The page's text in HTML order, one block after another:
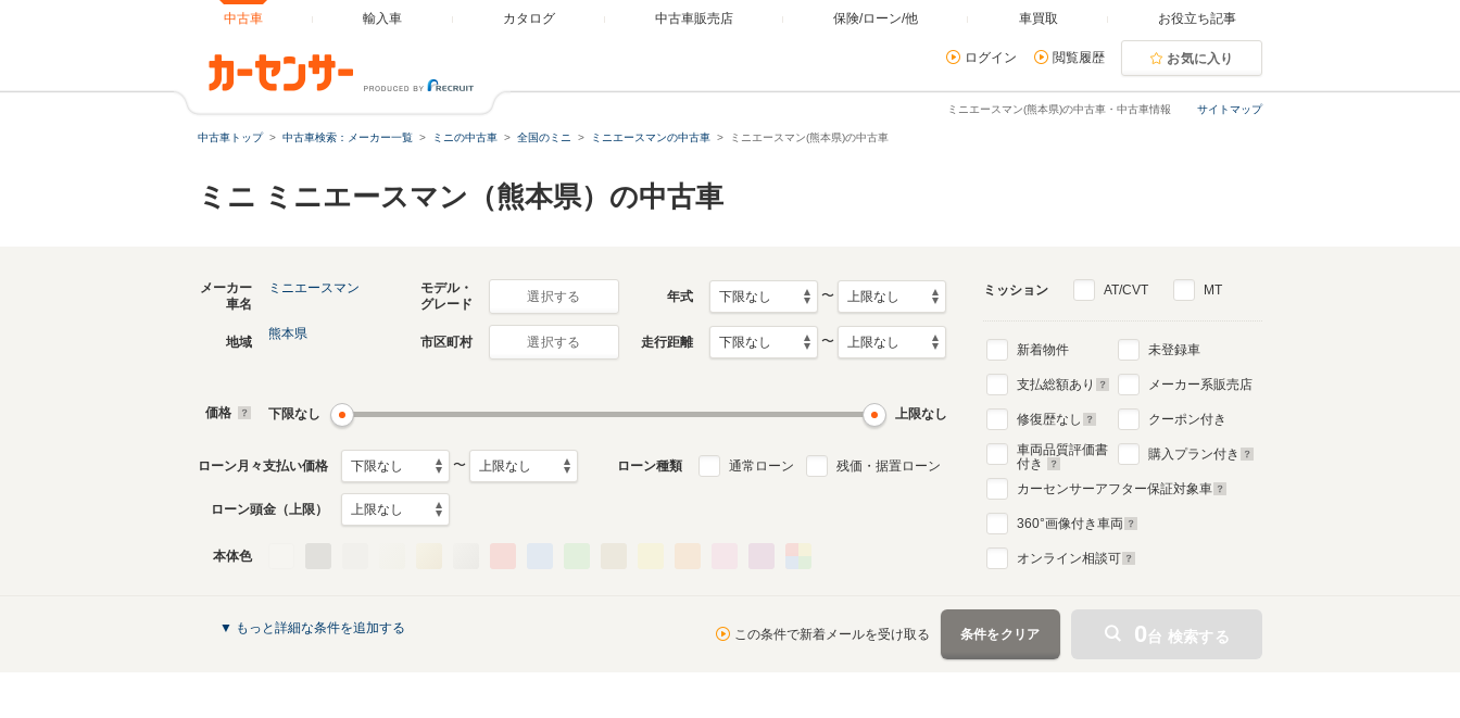
中古車 輸入車 カタログ 中古車販売店 保険/ローン/他 車買取 お役立ち記事
ログイン 閲覧履歴 お気に入り
サイトマップ
ミニエースマン(熊本県)の中古車・中古車情報
中古車トップ 中古車検索：メーカー一覧 ミニの中古車 全国のミニ ミニエースマンの中古車 ミニエースマン(熊本県)の中古車
ミニ ミニエースマン（熊本県）の中古車
メーカー
車名
ミニエースマン
モデル・
グレード
選択する 年式 〜
地域
熊本県
市区町村 選択する 走行距離 〜
価格 下限なし 上限なし
ローン月々支払い価格 〜 ローン種類 通常ローン 残価・据置ローン
ローン頭金（上限）
本体色
ミッション AT/CVT MT
新着物件
支払総額あり
修復歴なし
車両品質評価書
付き
未登録車
メーカー系販売店
クーポン付き
購入プラン付き
カーセンサーアフター保証対象車
360°画像付き車両
オンライン相談可
▼ もっと詳細な条件を追加する この条件で新着メールを受け取る 条件をクリア 0台 検索する